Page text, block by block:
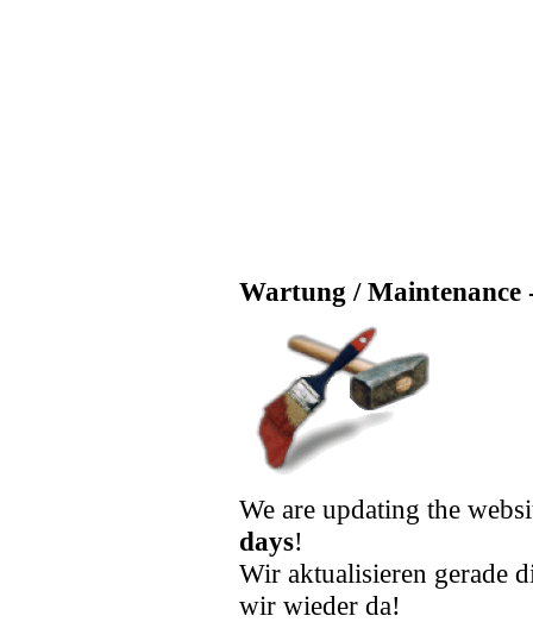
Wartung / Maintenance
We are updating the
days!
Wir aktualisieren gerade
wir wieder da!